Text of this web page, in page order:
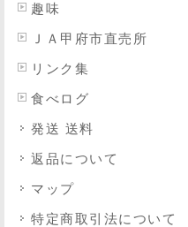
趣味
ＪＡ甲府市直売所
リンク集
食べログ
発送 送料
返品について
マップ
特定商取引法について